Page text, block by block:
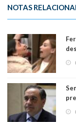
NOTAS